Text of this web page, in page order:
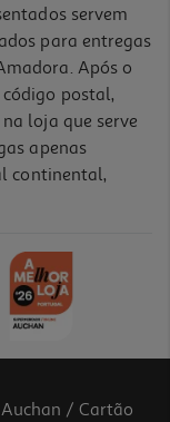
servem
para entregas
Após o
postal,
loja que serve
apenas
continental,
/ Cartão